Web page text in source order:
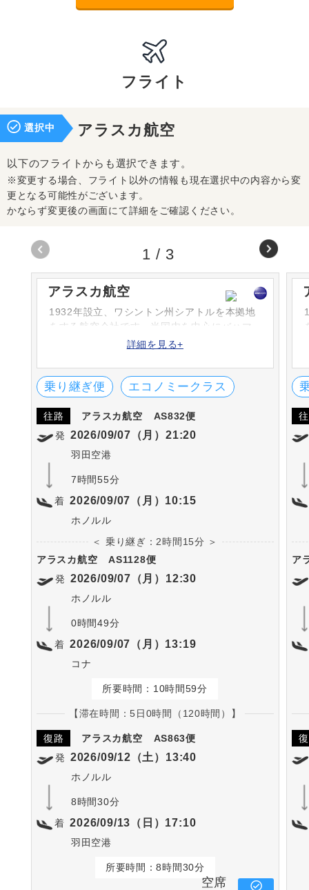
フライト
選択中 アラスカ航空
以下のフライトからも選択できます。
※変更する場合、フライト以外の情報も現在選択中の内容から変
更となる可能性がございます。
かならず変更後の画面にて詳細をご確認ください。
アラスカ航空
1932年設立、ワシントン州シアトルを本拠地
をする航空会社です。米国内を中心にバハマ
やカナダ、メキシコまで、120を超える都市に
詳細を見る+
乗り継ぎ便 エコノミークラス
往路 アラスカ航空
AS832便
発 2026/09/07（月）21:20
羽田空港
7時間55分
着 2026/09/07（月）10:15
ホノルル
＜ 乗り継ぎ：2時間15分 ＞
アラスカ航空
AS1128便
発 2026/09/07（月）12:30
ホノルル
0時間49分
着 2026/09/07（月）13:19
コナ
所要時間：10時間59分
【滞在時間：5日0時間（120時間）】
復路 アラスカ航空
AS863便
発 2026/09/12（土）13:40
ホノルル
8時間30分
着 2026/09/13（日）17:10
羽田空港
所要時間：8時間30分
空席
ア
1 / 3